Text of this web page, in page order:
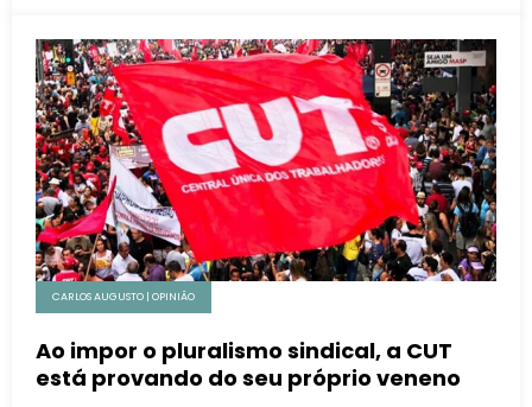
CARLOS AUGUSTO | OPINIÃO
Ao impor o pluralismo sindical, a CUT
está provando do seu próprio veneno